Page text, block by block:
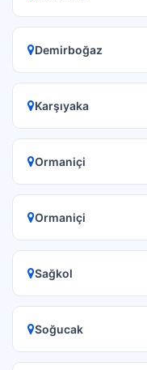
Demirboğaz
Karşıyaka
Ormaniçi
Ormaniçi
Sağkol
Soğucak